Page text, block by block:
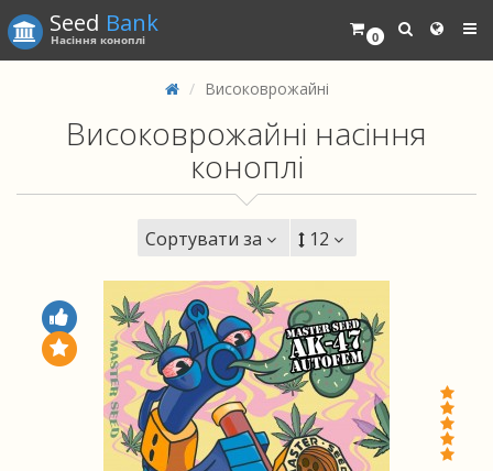
0
Seed Bank
Насіння коноплі
Високоврожайні
Високоврожайні насіння
коноплі
Сортувати за 12